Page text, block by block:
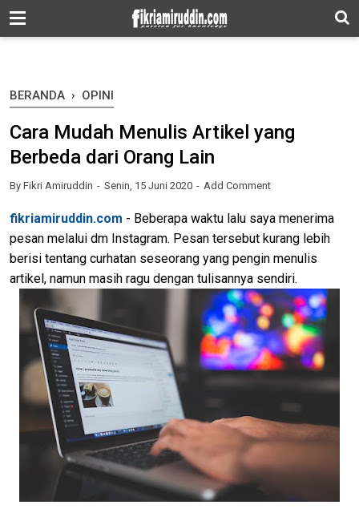
BERANDA › OPINI
Cara Mudah Menulis Artikel yang
Berbeda dari Orang Lain
By Fikri Amiruddin Senin, 15 Juni 2020 Add Comment
fikriamiruddin.com - Beberapa waktu lalu saya menerima
pesan melalui dm Instagram. Pesan tersebut kurang lebih
berisi tentang curhatan seseorang yang pengin menulis
artikel, namun masih ragu dengan tulisannya sendiri.